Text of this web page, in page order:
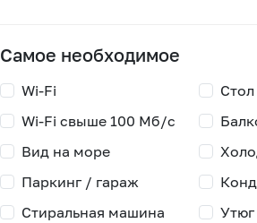
Самое необходимое
Wi-Fi
Wi-Fi свыше 100 Мб/с
Вид на море
Паркинг / гараж
Стиральная машина
Утюг